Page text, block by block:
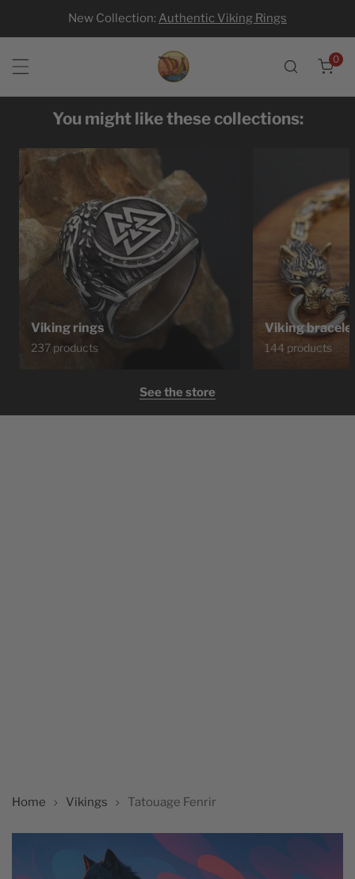
New Collection: Authentic Viking Rings
0
You might like these collections:
Viking rings
237 products
Viking
144 products
See the store
Home Vikings Tatouage Fenrir